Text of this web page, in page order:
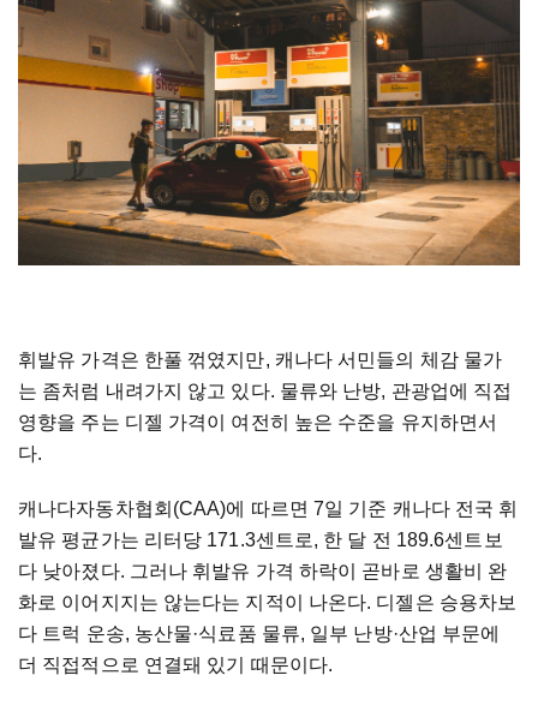
휘발유 가격은 한풀 꺾였지만, 캐나다 서민들의 체감 물가
는 좀처럼 내려가지 않고 있다. 물류와 난방, 관광업에 직접
영향을 주는 디젤 가격이 여전히 높은 수준을 유지하면서
다.
캐나다자동차협회(CAA)에 따르면 7일 기준 캐나다 전국 휘
발유 평균가는 리터당 171.3센트로, 한 달 전 189.6센트보
다 낮아졌다. 그러나 휘발유 가격 하락이 곧바로 생활비 완
화로 이어지지는 않는다는 지적이 나온다. 디젤은 승용차보
다 트럭 운송, 농산물·식료품 물류, 일부 난방·산업 부문에
더 직접적으로 연결돼 있기 때문이다.